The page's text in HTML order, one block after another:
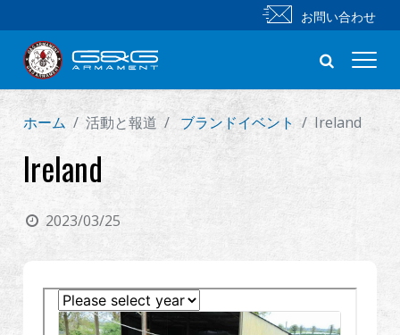
新製品
小銃
拳銃
お問い合わせ
ホーム 活動と報道 ブランドイベント Ireland
Ireland
2023/03/25